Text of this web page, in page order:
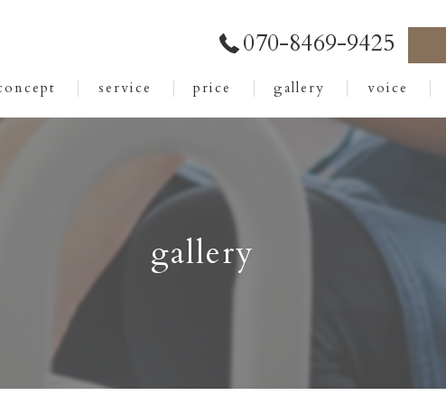
070-8469-9425
service price gallery voice
gallery